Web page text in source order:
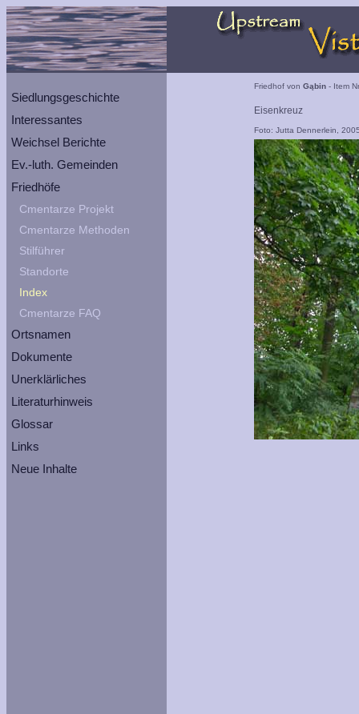
Siedlungsgeschichte
Interessantes
Weichsel Berichte
Ev.-luth. Gemeinden
Friedhöfe
Cmentarze Projekt
Cmentarze Methoden
Stilführer
Standorte
Index
Cmentarze FAQ
Ortsnamen
Dokumente
Unerklärliches
Literaturhinweis
Glossar
Links
Neue Inhalte
Friedhof von Gąbin - Item
Eisenkreuz
Foto: Jutta Dennerlein,